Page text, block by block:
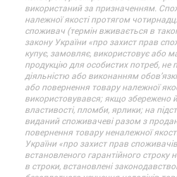
використаний за призначенням.
належної якості протягом
споживач (термін вживається в
закону України «про захист прав
купує, замовляє, використовує або
продукцію для особистих потреб, не
діяльністю або виконанням
або повернення товару належної
використовувався; якщо збережено
властивості, пломби, ярлики; на
виданий споживачеві разом з
повернення товару неналежної
України «про захист прав
встановленого гарантійного строку
в строки, встановлені